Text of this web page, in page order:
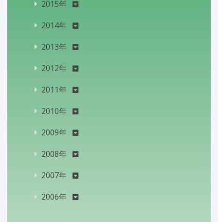
2015年
2014年
2013年
2012年
2011年
2010年
2009年
2008年
2007年
2006年